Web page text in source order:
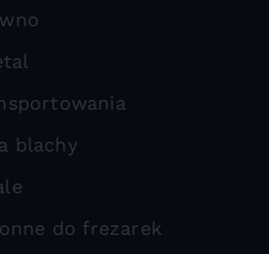
blachy
do frezarek